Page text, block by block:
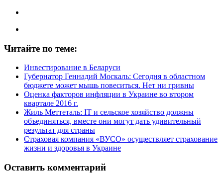
Читайте по теме:
Инвестирование в Беларуси
Губернатор Геннадий Москаль: Сегодня в областном
бюджете может мышь повеситься. Нет ни гривны
Оценка факторов инфляции в Украине во втором
квартале 2016 г.
Жиль Меттеталь: IT и сельское хозяйство должны
объединяться, вместе они могут дать удивительный
результат для страны
Страховая компания «ВУСО» осуществляет страхование
жизни и здоровья в Украине
Оставить комментарий